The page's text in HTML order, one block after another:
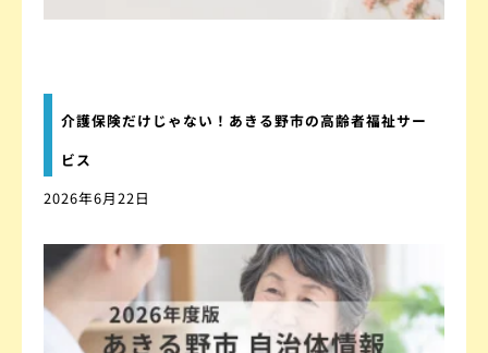
介護保険だけじゃない！あきる野市の高齢者福祉サー
ビス
2026年6月22日